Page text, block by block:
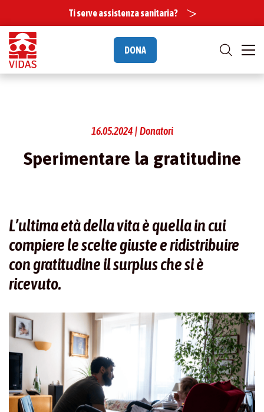
Ti serve assistenza sanitaria?
DONA
16.05.2024 | Donatori
Sperimentare la gratitudine
L’ultima età della vita è quella in cui
compiere le scelte giuste e ridistribuire
con gratitudine ilsurplusche si è
ricevuto.